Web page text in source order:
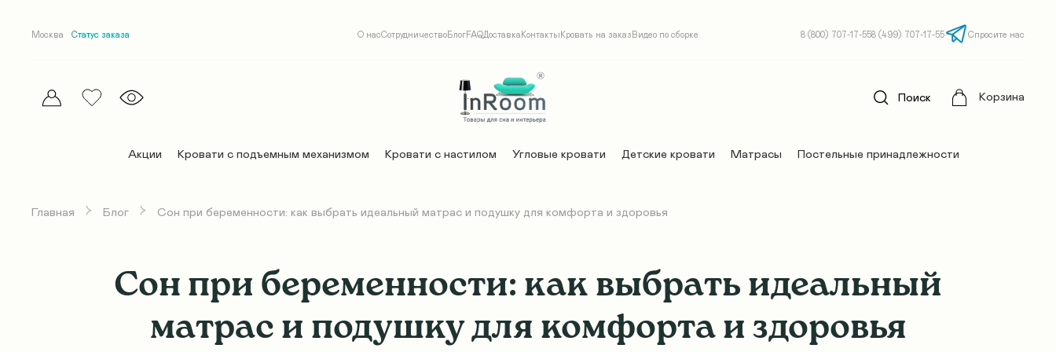
Москва Статус заказа О насСотрудничествоБлогFAQДоставка Контакты Кровать на заказ Видео по сборке 8 (800) 707-17-558 (499) 707-17-55 Спросите нас
Поиск Корзина
Акции Кровати с подъемным механизмом
Абстракт
Абстракт Элит
Кровати с настилом
Абстракт
Абстракт Элит
Угловые кровати Детские кровати Матрасы
Беспружинные матрасы
Детские матрасы
Постельные принадлежности
Одеяла
Подушки
Главная Блог Сон при беременности: как выбрать идеальный матрас и подушку для комфорта и здоровья
Сон при беременности: как выбрать идеальный
матрас и подушку для комфорта и здоровья